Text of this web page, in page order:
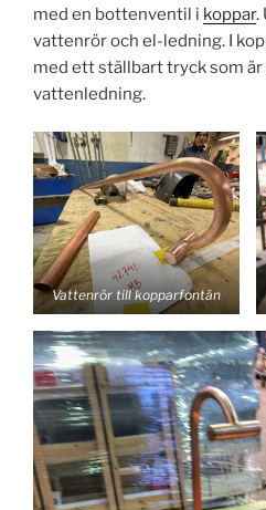
med en bottenventil i koppar.
vattenrör och el-ledning. I
med ett ställbart tryck som
vattenledning.
Vattenrör till kopparfontän